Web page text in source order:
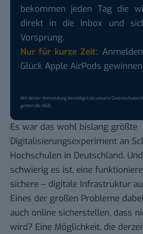
bekommen jeden Tag die
direkt in die Inbox und
Vorsprung.
Nur für kurze Zeit:
Glück Apple AirPods
Mit deiner Anmeldung bestätigst du unsere
gelten dieAGB.
Es war das wohl bislang größte
Digitalisierungsexperiment an
Hochschulen in Deutschland.
schwierig es ist, eine
sichere – digitale Infrastruktur
Eines der großen Probleme
auch online sicherstellen, dass
wird? Eine Möglichkeit, die